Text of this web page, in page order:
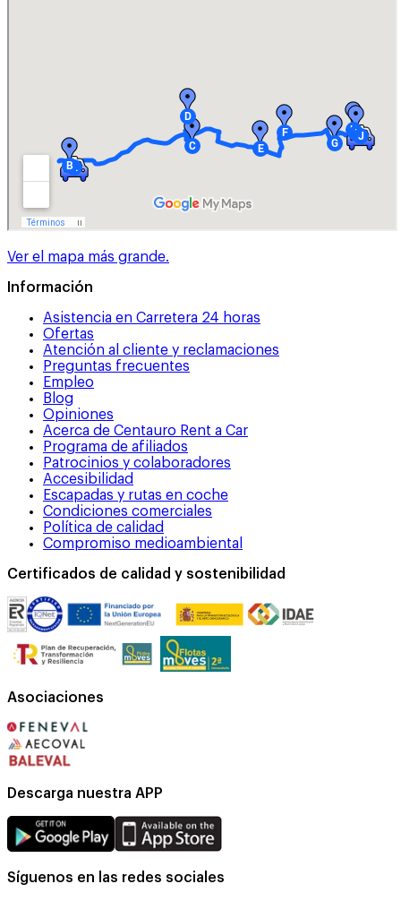
Ver el mapa más grande.
Información
Asistencia en Carretera 24 horas
Ofertas
Atención al cliente y reclamaciones
Preguntas frecuentes
Empleo
Blog
Opiniones
Acerca de Centauro Rent a Car
Programa de afiliados
Patrocinios y colaboradores
Accesibilidad
Escapadas y rutas en coche
Condiciones comerciales
Política de calidad
Compromiso medioambiental
Certificados de calidad y sostenibilidad
Asociaciones
Descarga nuestra APP
Síguenos en las redes sociales